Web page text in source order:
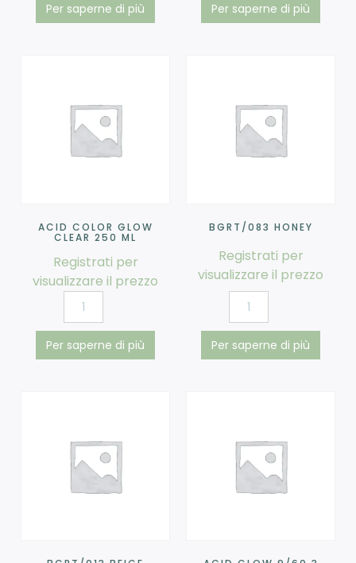
Per saperne di più Per saperne di più
ACID COLOR GLOW
CLEAR 250 ML
Registrati per
visualizzare il prezzo
Per saperne di più
BGRT/083 HONEY
Registrati per
visualizzare il prezzo
Per saperne di più